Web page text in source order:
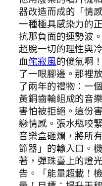
器改造而成的「情
一種極具感染力的
抗那負面的運勢波
超脫一切的理性與
血侘寂風的傻氣啊
了一眼腳邊。那裡
了兩年的禮物：一
黃銅齒輪組成的音
害怕被拒絕。這份
戀情感。張水瓶咬
音樂盒砸爛，將所
節器」的輸入口。
著，彈珠臺上的燈
告。「能量超載！